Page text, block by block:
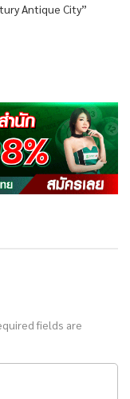
Antique City”
fields are